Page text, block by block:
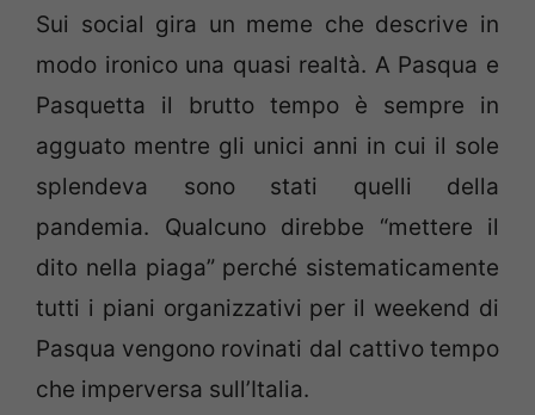
Sui social gira un meme che descrive in
modo ironico una quasi realtà. A Pasqua e
Pasquetta il brutto tempo è sempre in
agguato mentre gli unici anni in cui il sole
splendeva sono stati quelli della
pandemia. Qualcuno direbbe “mettere il
dito nella piaga” perché sistematicamente
tutti i piani organizzativi per il weekend di
Pasqua vengono rovinati dal cattivo tempo
che imperversa sull’Italia.